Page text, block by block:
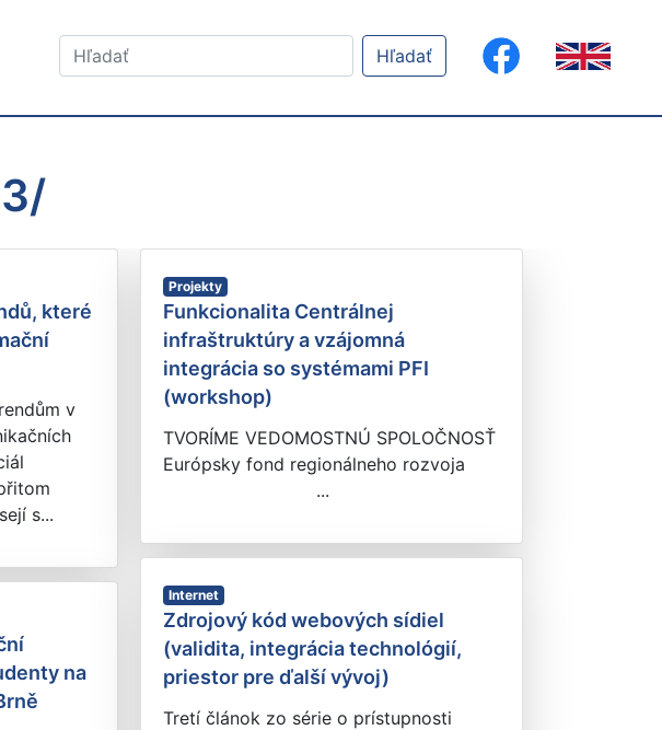
Hľadať
které
v
s...
na
Projekty
Funkcionalita Centrálnej
infraštruktúry a vzájomná
integrácia so systémami PFI
(workshop)
TVORÍME VEDOMOSTNÚ SPOLOČNOSŤ
Európsky fond regionálneho rozvoja
...
Internet
Zdrojový kód webových sídiel
(validita, integrácia technológií,
priestor pre ďalší vývoj)
Tretí článok zo série o prístupnosti